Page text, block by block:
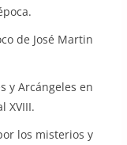
de José Martin
y Arcángeles en
XVIII.
los misterios y